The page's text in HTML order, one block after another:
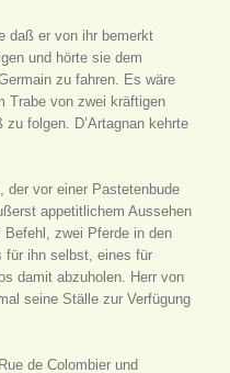
daß er von ihr bemerkt
und hörte sie dem
zu fahren. Es wäre
Trabe von zwei kräftigen
folgen. D’Artagnan kehrte
der vor einer Pastetenbude
appetitlichem Aussehen
zwei Pferde in den
für ihn selbst, eines für
damit abzuholen. Herr von
seine Ställe zur Verfügung
de Colombier und